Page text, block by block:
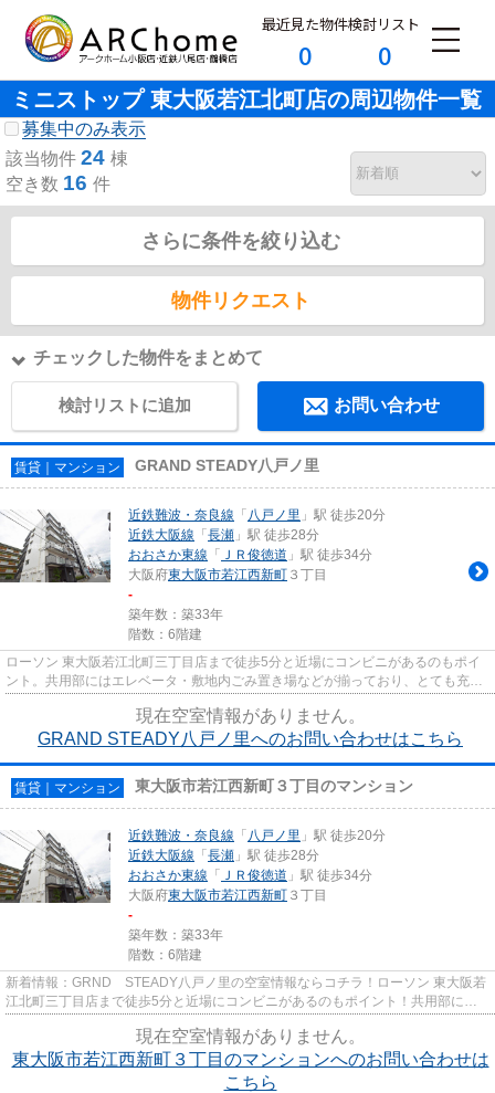
最近見た物件
0
検討リスト
0
ミニストップ 東大阪若江北町店の周辺物件一覧
募集中のみ表示
該当物件 24 棟
空き数 16 件
さらに条件を絞り込む
物件リクエスト
チェックした物件をまとめて
検討リストに追加 お問い合わせ
賃貸｜マンション GRAND STEADY八戸ノ里
近鉄難波・奈良線 「 八戸ノ里 」駅 徒歩20分
近鉄大阪線 「長瀬 」駅 徒歩28分
おおさか東線 「 ＪＲ俊徳道 」駅 徒歩34分
大阪府東大阪市若江西新町 ３丁目
-
築年数：築33年
階数：6階建
ローソン 東大阪若江北町三丁目店まで徒歩5分と近場にコンビニがあるのもポイ
ント。共用部にはエレベータ・敷地内ごみ置き場などが揃っており、とても充実
しています。こちらはマンシ...
現在空室情報がありません。
GRAND STEADY八戸ノ里へのお問い合わせはこちら
賃貸｜マンション 東大阪市若江西新町３丁目のマンション
近鉄難波・奈良線 「 八戸ノ里 」駅 徒歩20分
近鉄大阪線 「長瀬 」駅 徒歩28分
おおさか東線 「 ＪＲ俊徳道 」駅 徒歩34分
大阪府東大阪市若江西新町 ３丁目
-
築年数：築33年
階数：6階建
新着情報：GRND STEADY八戸ノ里の空室情報ならコチラ！ローソン 東大阪若
江北町三丁目店まで徒歩5分と近場にコンビニがあるのもポイント！共用部には
エレベータ・敷地内ごみ置き場な...
現在空室情報がありません。
東大阪市若江西新町３丁目のマンションへのお問い合わせは
こちら